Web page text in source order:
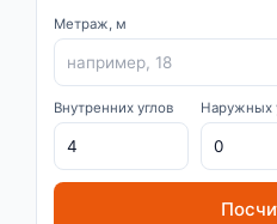
Метраж, м
Внутренних углов Наружных